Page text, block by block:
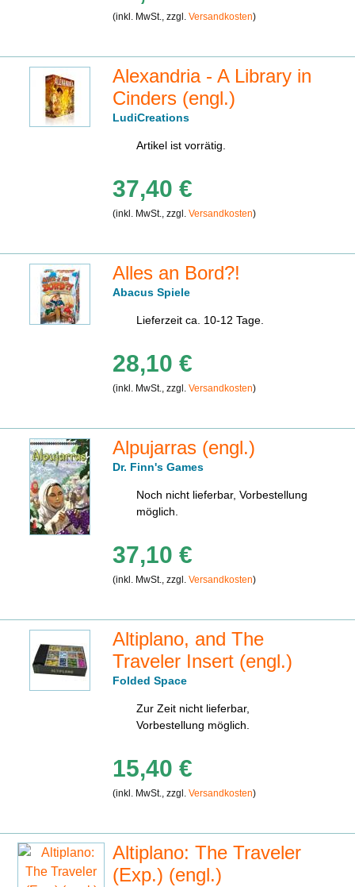
(inkl. MwSt., zzgl.Versandkosten)
Alexandria - A Library in
Cinders (engl.)
LudiCreations
Artikel ist vorrätig.
37,40 €
(inkl. MwSt., zzgl.Versandkosten)
Alles an Bord?!
Abacus Spiele
Lieferzeit ca. 10-12 Tage.
28,10 €
(inkl. MwSt., zzgl.Versandkosten)
Alpujarras (engl.)
Dr. Finn's Games
Noch nicht lieferbar, Vorbestellung
möglich.
37,10 €
(inkl. MwSt., zzgl.Versandkosten)
Altiplano, and The
Traveler Insert (engl.)
Folded Space
Zur Zeit nicht lieferbar,
Vorbestellung möglich.
15,40 €
(inkl. MwSt., zzgl.Versandkosten)
Altiplano: The Traveler
(Exp.) (engl.)